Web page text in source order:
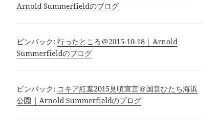
Arnold Summerfieldのブログ
ピンバック:行ったところ＠2015-10-18 | Arnold
Summerfieldのブログ
ピンバック: コキア紅葉2015見頃宣言＠国営ひたち海浜
公園 | Arnold Summerfieldのブログ